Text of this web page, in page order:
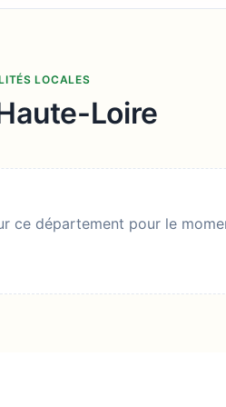
LOCALES
Loire
ce département pour le